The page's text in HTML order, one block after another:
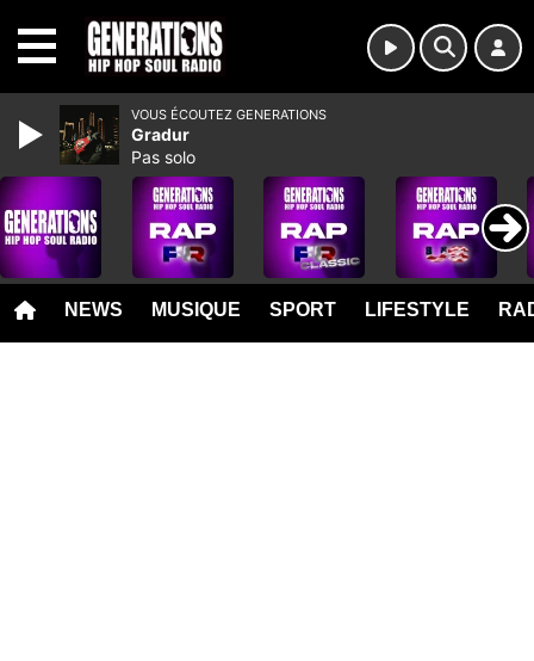
NEWS MUSIQUE SPORT LIFESTYLE
VOUS ÉCOUTEZ GENERATIONS
Gradur
Pas solo